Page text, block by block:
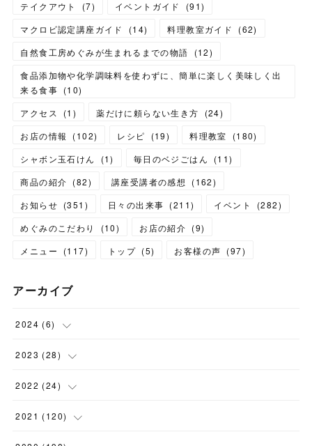
テイクアウト
(7) イベントガイド (91)
マクロビ認定講座ガイド
(14) 料理教室ガイド (62)
自然食工房めぐみが生まれるまでの物語
(12)
食品添加物や化学調味料を使わずに、簡単に楽しく美味しく出
来る食事 (10)
アクセス
(1 ) 薬だけに頼らない生き方 (24)
お店の情報
(102) レシピ (19) 料理教室 (180)
シャボン玉石けん
(1) 毎日のベジごはん (11)
商品の紹介 (82) 講座受講者の感想 (162)
お知らせ (351 ) 日々の出来事 (211) イベント (282)
めぐみのこだわり
(10) お店の紹介 (9)
メニュー
(117) トップ (5) お客様の声 (97)
アーカイブ
2024 (6)
(1)
(1 )
(1)
(1 )
2023 (28)
(2)
(1)
(1)
2022 (24)
(5)
2021 (120)